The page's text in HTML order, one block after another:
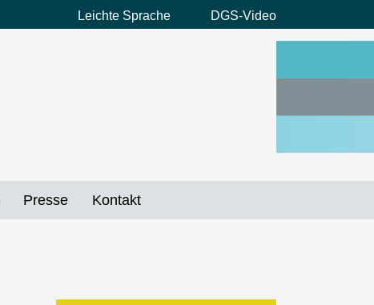
Preheader
Leichte Sprache DGS-Video
Presse Kontakt